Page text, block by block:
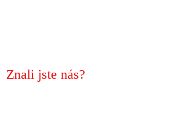
Znali jste nás?